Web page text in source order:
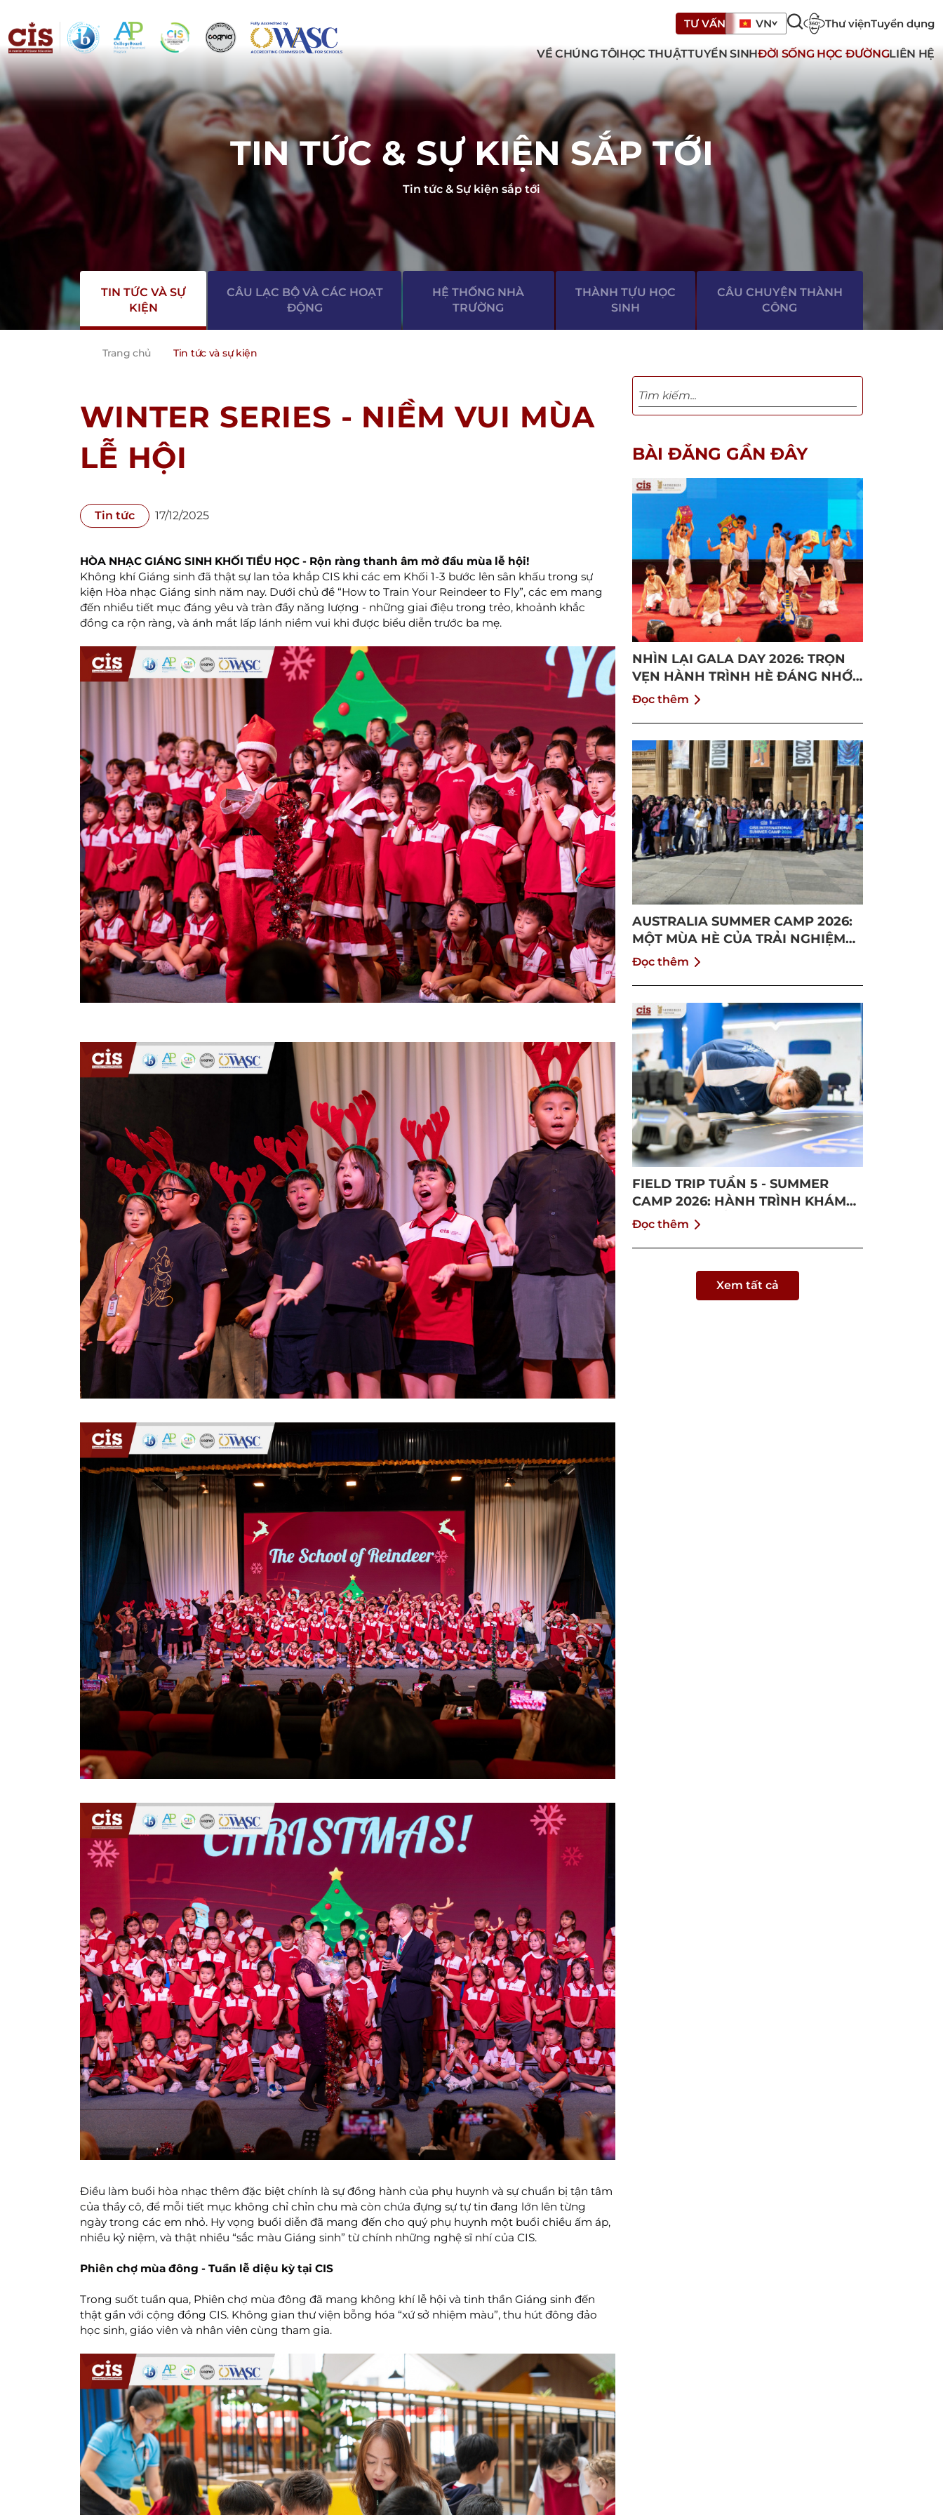
TƯ VẤN VN Thư việnTuyển dụng
VỀ CHÚNG TÔIHỌC THUẬTTUYỂN SINHĐỜI SỐNG HỌC ĐƯỜNGLIÊN HỆ
TIN TỨC & SỰ KIỆN SẮP TỚI
Tin tức & Sự kiện sắp tới
TIN TỨC VÀ SỰ
KIỆN
CÂU LẠC BỘ VÀ CÁC HOẠT
ĐỘNG
HỆ THỐNG NHÀ
TRƯỜNG
THÀNH TỰU HỌC
SINH
CÂU CHUYỆN THÀNH
CÔNG
Trang chủ Tin tức và sự kiện
WINTER SERIES - NIỀM VUI MÙA
LỄ HỘI
Tin tức 17/12/2025
HÒA NHẠC GIÁNG SINH KHỐI TIỂU HỌC - Rộn ràng thanh âm mở đầu mùa lễ hội!
Không khí Giáng sinh đã thật sự lan tỏa khắp CIS khi các em Khối 1-3 bước lên sân khấu trong sự
kiện Hòa nhạc Giáng sinh năm nay. Dưới chủ đề “How to Train Your Reindeer to Fly”, các em mang
đến nhiều tiết mục đáng yêu và tràn đầy năng lượng - những giai điệu trong trẻo, khoảnh khắc
đồng ca rộn ràng, và ánh mắt lấp lánh niềm vui khi được biểu diễn trước ba mẹ.
Điều làm buổi hòa nhạc thêm đặc biệt chính là sự đồng hành của phụ huynh và sự chuẩn bị tận tâm
của thầy cô, để mỗi tiết mục không chỉ chỉn chu mà còn chứa đựng sự tự tin đang lớn lên từng
ngày trong các em nhỏ. Hy vọng buổi diễn đã mang đến cho quý phụ huynh một buổi chiều ấm áp,
nhiều kỷ niệm, và thật nhiều “sắc màu Giáng sinh” từ chính những nghệ sĩ nhí của CIS.
Phiên chợ mùa đông - Tuần lễ diệu kỳ tại CIS
Trong suốt tuần qua, Phiên chợ mùa đông đã mang không khí lễ hội và tinh thần Giáng sinh đến
thật gần với cộng đồng CIS. Không gian thư viện bỗng hóa “xứ sở nhiệm màu”, thu hút đông đảo
học sinh, giáo viên và nhân viên cùng tham gia.
BÀI ĐĂNG GẦN ĐÂY
NHÌN LẠI GALA DAY 2026: TRỌN
VẸN HÀNH TRÌNH HÈ ĐÁNG NHỚ
TẠI CISS
Đọc thêm
AUSTRALIA SUMMER CAMP 2026:
MỘT MÙA HÈ CỦA TRẢI NGHIỆM
VÀ TRƯỞNG THÀNH
Đọc thêm
FIELD TRIP TUẦN 5 - SUMMER
CAMP 2026: HÀNH TRÌNH KHÁM
PHÁ CỘNG ĐỒNG VÀ BỨT PHÁ
Đọc thêm
Xem tất cả